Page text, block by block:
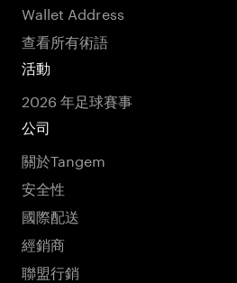
Wallet Address
查看所有術語
活動
2026 年足球賽事
公司
關於Tangem
安全性
國際配送
經銷商
聯盟行銷